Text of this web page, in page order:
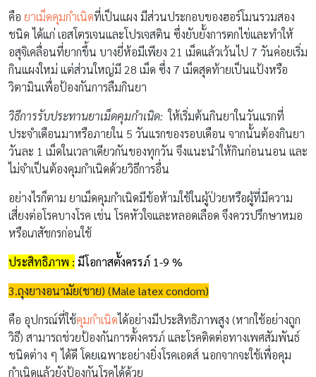
คือ ยาเม็ดคุมกำเนิดที่เป็นแผง มีส่วนประกอบของฮอร์โมนรวมสอง
ชนิด ได้แก่ เอสโตรเจนและโปรเจสติน ซึ่งยับยั้งการตกไข่และทำให้
อสุจิเคลื่อนที่ยากขึ้น บางยี่ห้อมีเพียง 21 เม็ดแล้วเว้นไป 7 วันค่อยเริ่ม
กินแผงใหม่ แต่ส่วนใหญ่มี 28 เม็ด ซึ่ง 7 เม็ดสุดท้ายเป็นแป้งหรือ
วิตามินเพื่อป้องกันการลืมกินยา
วิธีการรับประทานยาเม็ดคุมกำเนิด: ให้เริ่มต้นกินยาในวันแรกที่
ประจำเดือนมาหรือภายใน 5 วันแรกของรอบเดือน จากนั้นต้องกินยา
วันละ 1 เม็ดในเวลาเดียวกันของทุกวัน จึงแนะนำให้กินก่อนนอน และ
ไม่จำเป็นต้องคุมกำเนิดด้วยวิธีการอื่น
อย่างไรก็ตาม ยาเม็ดคุมกำเนิดมีข้อห้ามใช้ในผู้ป่วยหรือผู้ที่มีความ
เสี่ยงต่อโรคบางโรค เช่น โรคหัวใจและหลอดเลือด จึงควรปรึกษาหมอ
หรือเภสัชกรก่อนใช้
ประสิทธิภาพ : มีโอกาสตั้งครรภ์ 1-9 %
3.ถุงยางอนามัย(ชาย) (Male latex condom)
คือ อุปกรณ์ที่ใช้คุมกำเนิดได้อย่างมีประสิทธิภาพสูง (หากใช้อย่างถูก
วิธี) สามารถช่วยป้องกันการตั้งครรภ์ และโรคติดต่อทางเพศสัมพันธ์
ชนิดต่าง ๆ ได้ดี โดยเฉพาะอย่างยิ่งโรคเอดส์ นอกจากจะใช้เพื่อคุม
กำเนิดแล้วยังป้องกันโรคได้ด้วย